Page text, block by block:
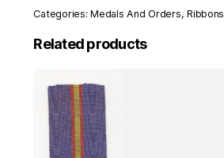
ribbon
Prisioneros
de
Cm
3.15
Inch
Categories:Medals And Orders,Ribbons
Related products